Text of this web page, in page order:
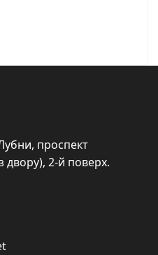
проспект
двору), 2-й поверх.